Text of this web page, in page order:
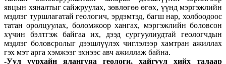
явцын хяналтыг сайжруулах, зөвлөгөө өгөх, үүнд мэргэжлийн
мэдлэг туршлагатай геологич, эрдэм­тэд, багш нар, холбоодоос
татан оролцуулах, боломжоор хангах, мэргэжлийн боловсон
хүчин бэлтгэж байгаа их, дээд сургуулиудтай геологчдын
мэдлэг боловсролыг дээш­лүүлэх чиглэлээр хамтран ажиллах
гэх мэт арга хэмжээг эхнээс авч ажиллаж байна.
-Уул уурхайн ялангуяа геологи, хайгуул хийх талаар